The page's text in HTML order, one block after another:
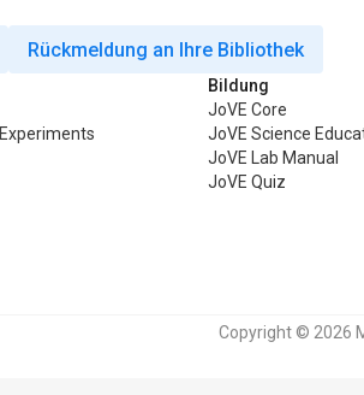
Rückmeldung an Ihre Bibliothek
Bildung
JoVE Core
JoVE Science
JoVE Lab Manual
JoVE Quiz
Copyright © 2026